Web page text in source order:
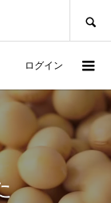
ログイン